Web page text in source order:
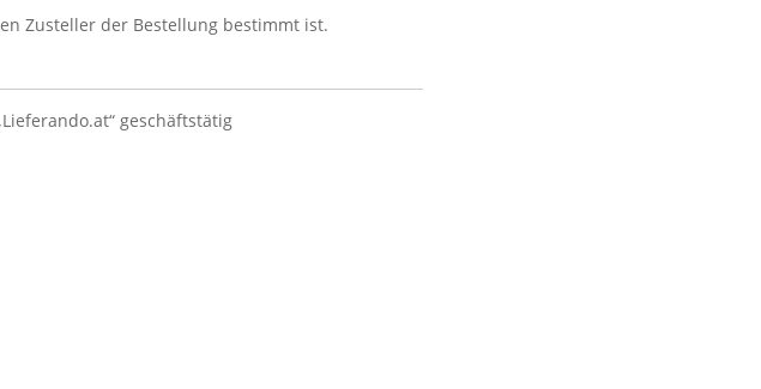
Zusteller der Bestellung bestimmt ist.
geschäftstätig